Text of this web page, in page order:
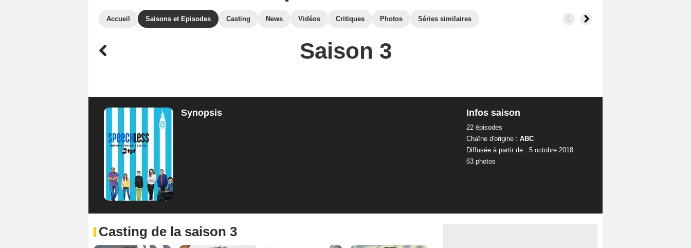
Accueil Saisons et Episodes Casting News Vidéos Critiques Photos Séries similaires
Saison 3
Synopsis Infos saison
22 épisodes
Chaîne d'origine : ABC
Diffusée à partir de : 5 octobre 2018
63 photos
Casting de la saison 3